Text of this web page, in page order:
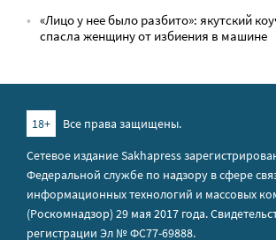
«Лицо у нее было разбито»: якутский
спасла женщину от избиения в машине
18+
Все права защищены.
Сетевое издание Sakhapress
Федеральной службе по надзору в сфере
информационных технологий и массовых
(Роскомнадзор) 29 мая 2017 года.
регистрации Эл № ФС77-69888.